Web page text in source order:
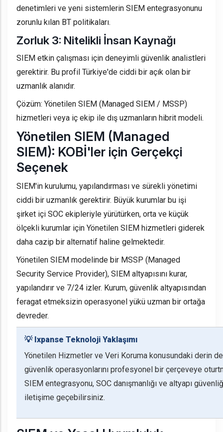
denetimleri ve yeni sistemlerin SIEM entegrasyonunu
zorunlu kılan BT politikaları.
Zorluk 3: Nitelikli İnsan Kaynağı
SIEM etkin çalışması için deneyimli güvenlik analistleri
gerektirir. Bu profil Türkiye'de ciddi bir açık olan bir
uzmanlık alanıdır.
Çözüm: Yönetilen SIEM (Managed SIEM / MSSP)
hizmetleri veya iç ekip ile dış uzmanların hibrit modeli.
Yönetilen SIEM (Managed
SIEM): KOBİ'ler için Gerçekçi
Seçenek
SIEM'in kurulumu, yapılandırması ve sürekli yönetimi
ciddi bir uzmanlık gerektirir. Büyük kurumlar bu işi
şirket içi SOC ekipleriyle yürütürken, orta ve küçük
ölçekli kurumlar için Yönetilen SIEM hizmetleri giderek
daha cazip bir alternatif haline gelmektedir.
Yönetilen SIEM modelinde bir MSSP (Managed
Security Service Provider), SIEM altyapısını kurar,
yapılandırır ve 7/24 izler. Kurum, güvenlik altyapısından
feragat etmeksizin operasyonel yükü uzman bir ortağa
devreder.
💡 Ixpanse Teknoloji Yaklaşımı
Yönetilen Hizmetler ve Veri Koruma konusundaki derin
güvenlik operasyonlarını profesyonel bir çerçeveye
SIEM entegrasyonu, SOC danışmanlığı ve altyapı
iletişime geçebilirsiniz.